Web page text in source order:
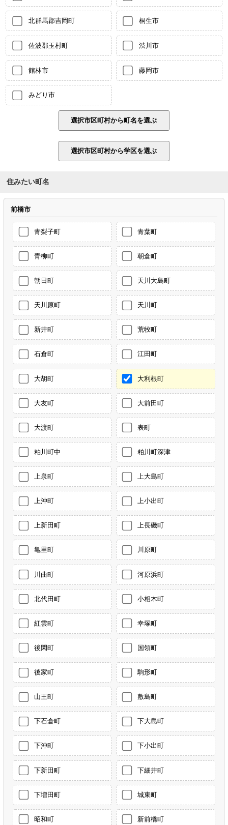
北群馬郡吉岡町 桐生市
佐波郡玉村町 渋川市
館林市 藤岡市
みどり市
住みたい町名
前橋市
青梨子町 青葉町
青柳町 朝倉町
朝日町 天川大島町
天川原町 天川町
新井町 荒牧町
石倉町 江田町
大胡町 大利根町
大友町 大前田町
大渡町 表町
粕川町中 粕川町深津
上泉町 上大島町
上沖町 上小出町
上新田町 上長磯町
亀里町 川原町
川曲町 河原浜町
北代田町 小相木町
紅雲町 幸塚町
後閑町 国領町
後家町 駒形町
山王町 敷島町
下石倉町 下大島町
下沖町 下小出町
下新田町 下細井町
下増田町 城東町
昭和町 新前橋町